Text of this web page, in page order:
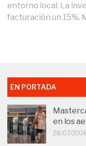
entorno local. La
facturación un 15%.
EN PORTADA
en los
28/07/